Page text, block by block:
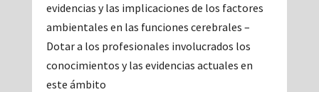
evidencias y las implicaciones de los factores
ambientales en las funciones cerebrales –
Dotar a los profesionales involucrados los
conocimientos y las evidencias actuales en
este ámbito